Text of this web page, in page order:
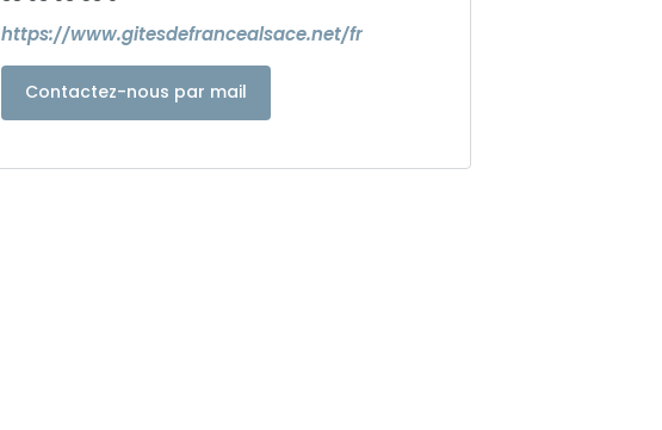
https://www.gitesdefrancealsace.net/fr
Contactez-nous par mail